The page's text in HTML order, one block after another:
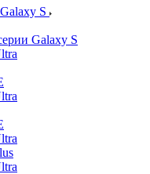
S
Galaxy S